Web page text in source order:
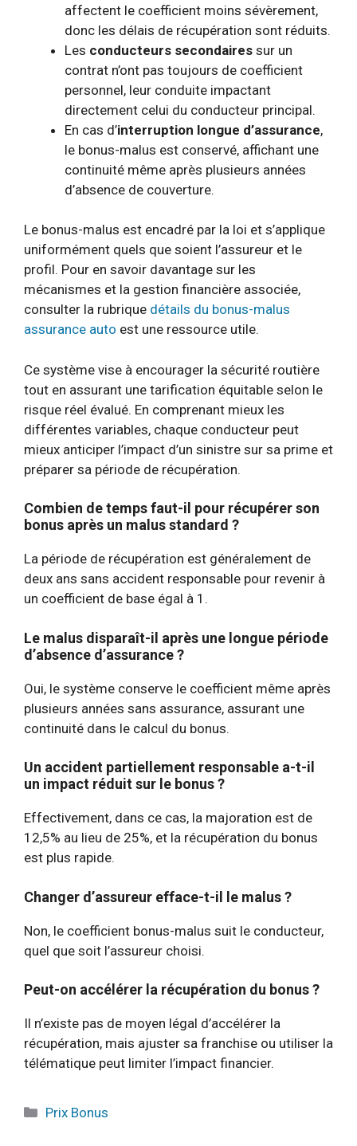
affectent le coefficient moins sévèrement,
donc les délais de récupération sont réduits.
Les conducteurs secondaires sur un
contrat n’ont pas toujours de coefficient
personnel, leur conduite impactant
directement celui du conducteur principal.
En cas d’interruption longue d’assurance,
le bonus-malus est conservé, affichant une
continuité même après plusieurs années
d’absence de couverture.
Le bonus-malus est encadré par la loi et s’applique
uniformément quels que soient l’assureur et le
profil. Pour en savoir davantage sur les
mécanismes et la gestion financière associée,
consulter la rubrique détails du bonus-malus
assurance auto est une ressource utile.
Ce système vise à encourager la sécurité routière
tout en assurant une tarification équitable selon le
risque réel évalué. En comprenant mieux les
différentes variables, chaque conducteur peut
mieux anticiper l’impact d’un sinistre sur sa prime et
préparer sa période de récupération.
Combien de temps faut-il pour récupérer son
bonus après un malus standard ?
La période de récupération est généralement de
deux ans sans accident responsable pour revenir à
un coefficient de base égal à 1.
Le malus disparaît-il après une longue période
d’absence d’assurance ?
Oui, le système conserve le coefficient même après
plusieurs années sans assurance, assurant une
continuité dans le calcul du bonus.
Un accident partiellement responsable a-t-il
un impact réduit sur le bonus ?
Effectivement, dans ce cas, la majoration est de
12,5% au lieu de 25%, et la récupération du bonus
est plus rapide.
Changer d’assureur efface-t-il le malus ?
Non, le coefficient bonus-malus suit le conducteur,
quel que soit l’assureur choisi.
Peut-on accélérer la récupération du bonus ?
Il n’existe pas de moyen légal d’accélérer la
récupération, mais ajuster sa franchise ou utiliser la
télématique peut limiter l’impact financier.
Catégories
Prix Bonus